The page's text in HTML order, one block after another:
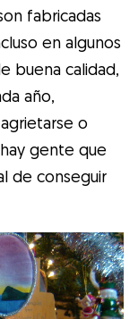
fabricadas
en algunos
buena calidad,
año,
o
gente que
de conseguir